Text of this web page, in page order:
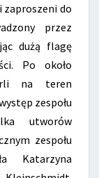
zaproszeni do
przez
dużą flagę
Po około
na teren
zespołu
utworów
zespołu
Katarzyna